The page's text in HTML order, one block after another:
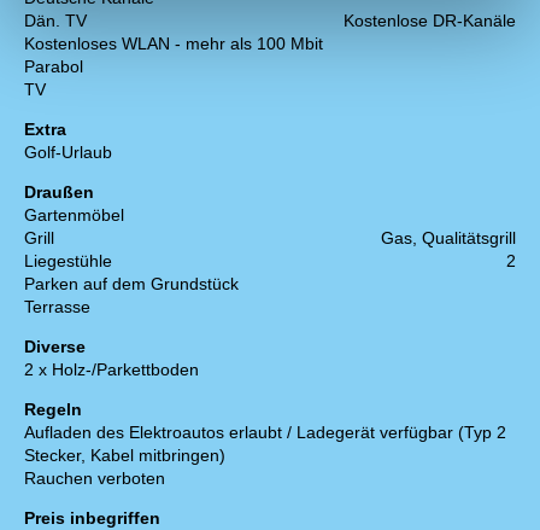
Dän. TV
Kostenlose DR-Kanäle
Kostenloses WLAN - mehr als 100 Mbit
Parabol
TV
Extra
Golf-Urlaub
Draußen
Gartenmöbel
Grill
Gas, Qualitätsgrill
Liegestühle
2
Parken auf dem Grundstück
Terrasse
Diverse
2 x Holz-/Parkettboden
Regeln
Aufladen des Elektroautos erlaubt / Ladegerät verfügbar (Typ 2
Stecker, Kabel mitbringen)
Rauchen verboten
Preis inbegriffen